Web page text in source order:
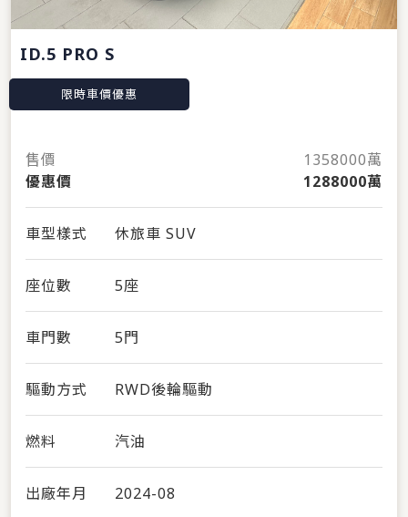
ID.5 PRO S
限時車價優惠
售價
1358000萬
優惠價
1288000萬
車型樣式 休旅車 SUV
座位數 5座
車門數 5門
驅動方式 RWD後輪驅動
燃料 汽油
出廠年月 2024-08